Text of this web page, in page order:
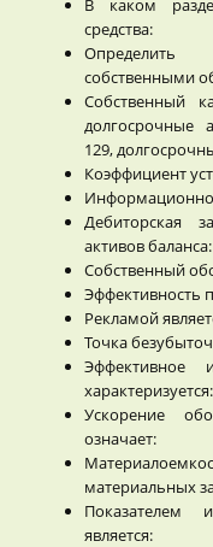
В каком
средства:
Определить
собственными
Собственный
долгосрочные
129,
Коэффициент
Дебиторская
активов баланса:
Собственный
Эффективность
Рекламой
Точка
Эффективное
характеризуется:
Ускорение
означает:
материальных
Показателем
является: